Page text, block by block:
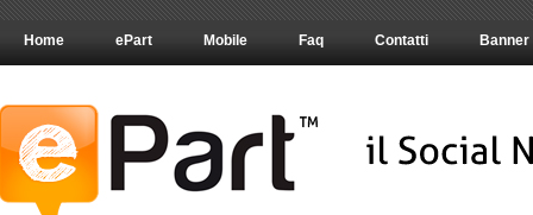
Home ePart Mobile Faq Contatti Banner